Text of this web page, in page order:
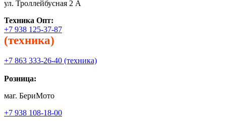
ул. Троллейбусная 2 А
Техника Опт:
+7 938 125-37-87
(техника)
+7 863 333-26-40 (техника)
Розница:
маг. БериМото
+7 938 108-18-00